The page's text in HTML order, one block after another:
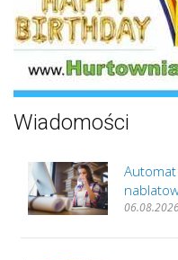
Wiadomości